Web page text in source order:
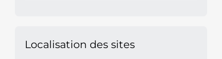
Localisation des sites